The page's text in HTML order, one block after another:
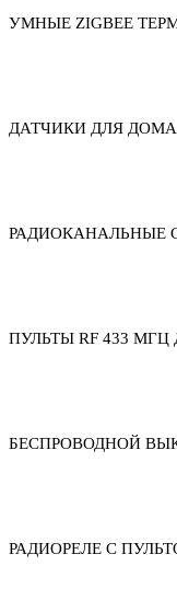
УМНЫЕ ZIGBEE
ДАТЧИКИ ДЛЯ ДОМА
РАДИОКАНАЛЬНЫЕ
ПУЛЬТЫ RF 433 МГЦ
БЕСПРОВОДНОЙ
РАДИОРЕЛЕ С